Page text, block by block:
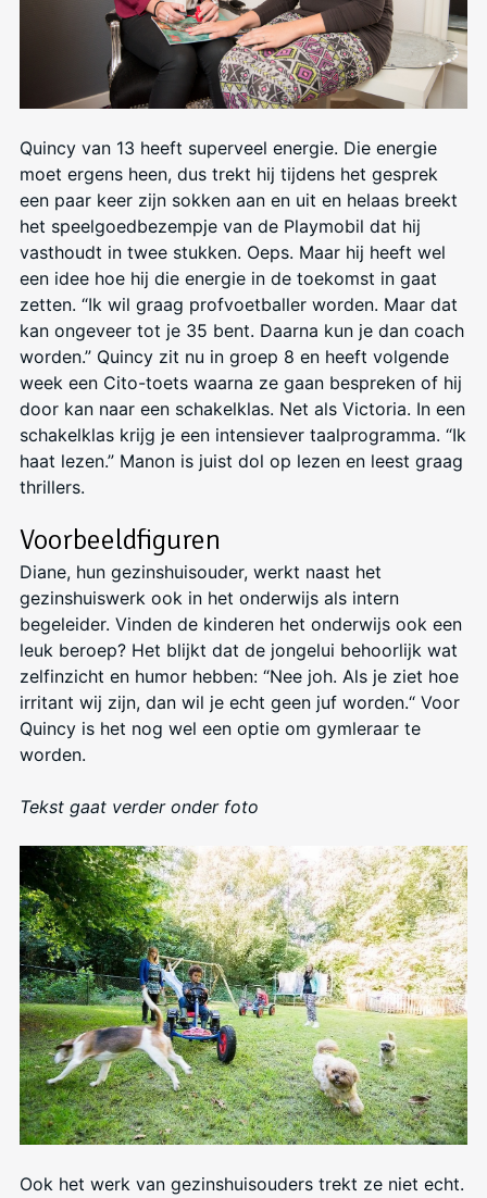
Quincy van 13 heeft superveel energie. Die energie
moet ergens heen, dus trekt hij tijdens het gesprek
een paar keer zijn sokken aan en uit en helaas breekt
het speelgoedbezempje van de Playmobil dat hij
vasthoudt in twee stukken. Oeps. Maar hij heeft wel
een idee hoe hij die energie in de toekomst in gaat
zetten. “Ik wil graag profvoetballer worden. Maar dat
kan ongeveer tot je 35 bent. Daarna kun je dan coach
worden.” Quincy zit nu in groep 8 en heeft volgende
week een Cito-toets waarna ze gaan bespreken of hij
door kan naar een schakelklas. Net als Victoria. In een
schakelklas krijg je een intensiever taalprogramma. “Ik
haat lezen.” Manon is juist dol op lezen en leest graag
thrillers.
Voorbeeldfiguren
Diane, hun gezinshuisouder, werkt naast het
gezinshuiswerk ook in het onderwijs als intern
begeleider. Vinden de kinderen het onderwijs ook een
leuk beroep? Het blijkt dat de jongelui behoorlijk wat
zelfinzicht en humor hebben: “Nee joh. Als je ziet hoe
irritant wij zijn, dan wil je echt geen juf worden.“ Voor
Quincy is het nog wel een optie om gymleraar te
worden.
Tekst gaat verder onder foto
Ook het werk van gezinshuisouders trekt ze niet echt.